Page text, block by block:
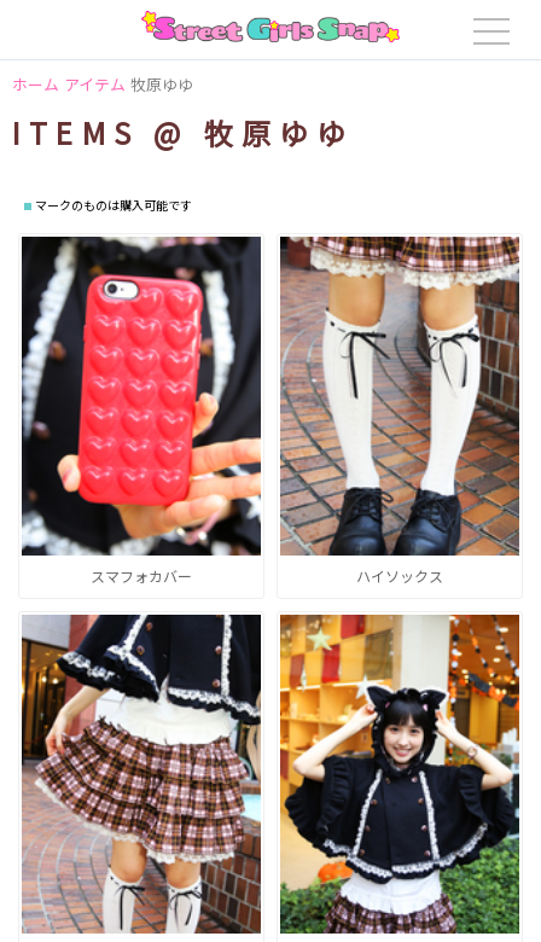
ホーム アイテム 牧原ゆゆ
ITEMS @ 牧原ゆゆ
マークのものは購入可能です
スマフォカバー ハイソックス